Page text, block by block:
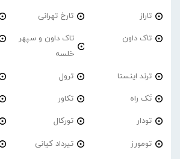
تاراز تارخ تهرانی
تاک داون
تاک داون و سپهر
خلسه
ترند اینستا ترول
تَک راه تکاور
تودار تورکال
تومورز تیرداد کیانی